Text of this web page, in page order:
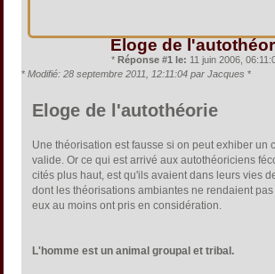
Eloge de
* Réponse #1 le: 11 juin 2006,
* Modifié: 28 septembre 2011, 12:11:04 par Jacques *
Eloge de l'autothéorie
Une théorisation est fausse si on peut exhiber un
valide. Or ce qui est arrivé aux autothéoriciens
cités plus haut, est qu'ils avaient dans leurs vies
dont les théorisations ambiantes ne rendaient pas
eux au moins ont pris en considération.
L'homme est un animal groupal et tribal.